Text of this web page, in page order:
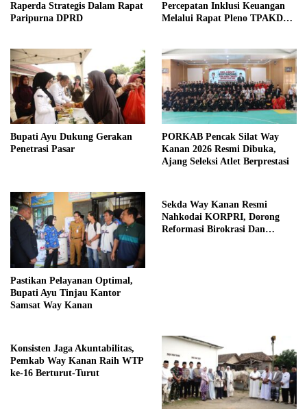
Raperda Strategis Dalam Rapat
Paripurna DPRD
Percepatan Inklusi Keuangan
Melalui Rapat Pleno TPAKD
Bupati Ayu Dukung Gerakan
Penetrasi Pasar
PORKAB Pencak Silat Way
Kanan 2026 Resmi Dibuka,
Ajang Seleksi Atlet Berprestasi
Pastikan Pelayanan Optimal,
Bupati Ayu Tinjau Kantor
Samsat Way Kanan
Sekda Way Kanan Resmi
Nahkodai KORPRI, Dorong
Reformasi Birokrasi Dan
Konsisten Jaga Akuntabilitas,
Pemkab Way Kanan Raih WTP
ke-16 Berturut-Turut